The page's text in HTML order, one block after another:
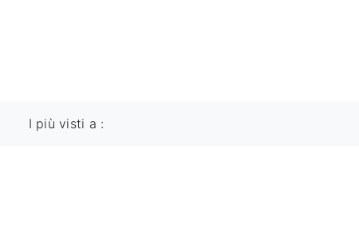
I più visti a :